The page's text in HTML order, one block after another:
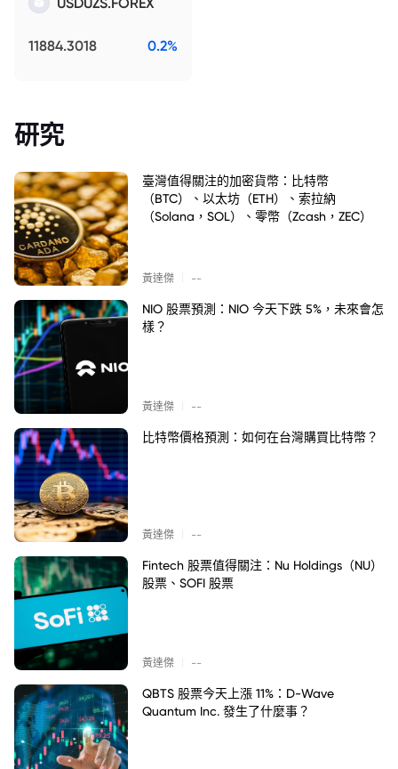
11884.3018 0.2%
研究
臺灣值得關注的加密貨幣：比特幣
（BTC）、以太坊（ETH）、索拉納
（Solana，SOL）、零幣（Zcash，ZEC）
黃達傑 --
NIO 股票預測：NIO 今天下跌 5%，未來會怎
樣？
黃達傑 --
比特幣價格預測：如何在台灣購買比特幣？
黃達傑 --
Fintech 股票值得關注：Nu Holdings（NU）
股票、SOFI 股票
黃達傑 --
QBTS 股票今天上漲 11%：D-Wave
Quantum Inc. 發生了什麼事？